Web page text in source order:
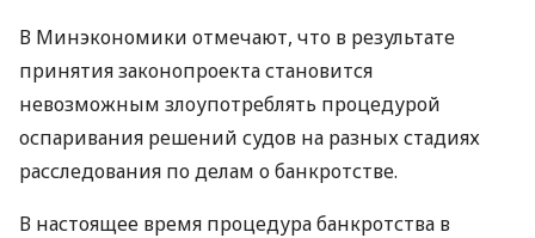
В Минэкономики отмечают, что в результате
принятия законопроекта становится
невозможным злоупотреблять процедурой
оспаривания решений судов на разных стадиях
расследования по делам о банкротстве.
В настоящее время процедура банкротства в